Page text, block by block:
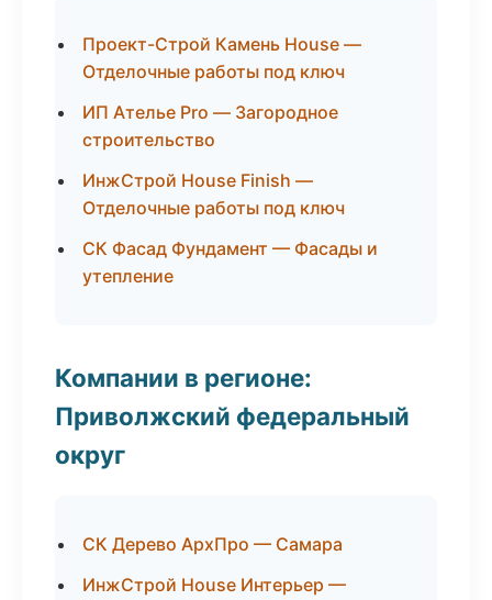
Проект-Строй Камень House —
Отделочные работы под ключ
ИП Ателье Pro — Загородное
строительство
ИнжСтрой House Finish —
Отделочные работы под ключ
СК Фасад Фундамент — Фасады и
утепление
Компании в регионе:
Приволжский федеральный
округ
СК Дерево АрхПро — Самара
ИнжСтрой House Интерьер —